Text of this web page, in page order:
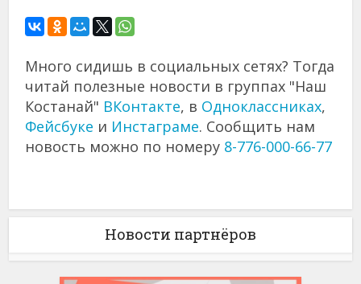
Много сидишь в социальных сетях? Тогда
читай полезные новости в группах "Наш
Костанай" ВКонтакте, в Одноклассниках,
Фейсбуке и Инстаграме. Сообщить нам
новость можно по номеру 8-776-000-66-77
Новости партнёров